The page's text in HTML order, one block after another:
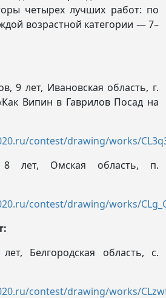
четырех лучших работ: по
возрастной категории — 7–
9 лет, Ивановская область, г.
Випин в Гаврилов Посад на
contest/drawing/works/
8 лет, Омская область, п.
contest/drawing/works/
Белгородская область, с.
contest/drawing/works/